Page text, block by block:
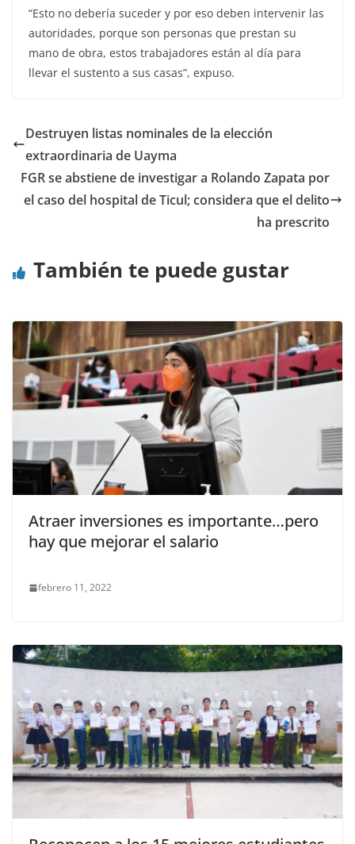
“Esto no debería suceder y por eso deben intervenir las
autoridades, porque son personas que prestan su
mano de obra, estos trabajadores están al día para
llevar el sustento a sus casas”, expuso.
Destruyen listas nominales de la elección
extraordinaria de Uayma
FGR se abstiene de investigar a Rolando Zapata por
el caso del hospital de Ticul; considera que el delito
ha prescrito
También te puede gustar
Atraer inversiones es importante…pero
hay que mejorar el salario
febrero 11, 2022